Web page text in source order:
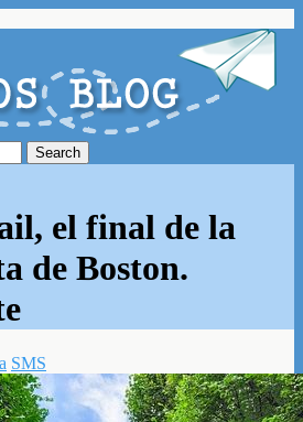
el final de la
de Boston.
SMS